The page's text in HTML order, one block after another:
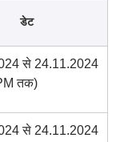
डेट
से 24.11.2024
तक)
से 24.11.2024